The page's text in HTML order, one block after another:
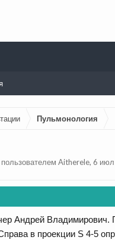
Пульмонология
Aitherele, 6
Андрей Владимирович.
в проекции S 4-5